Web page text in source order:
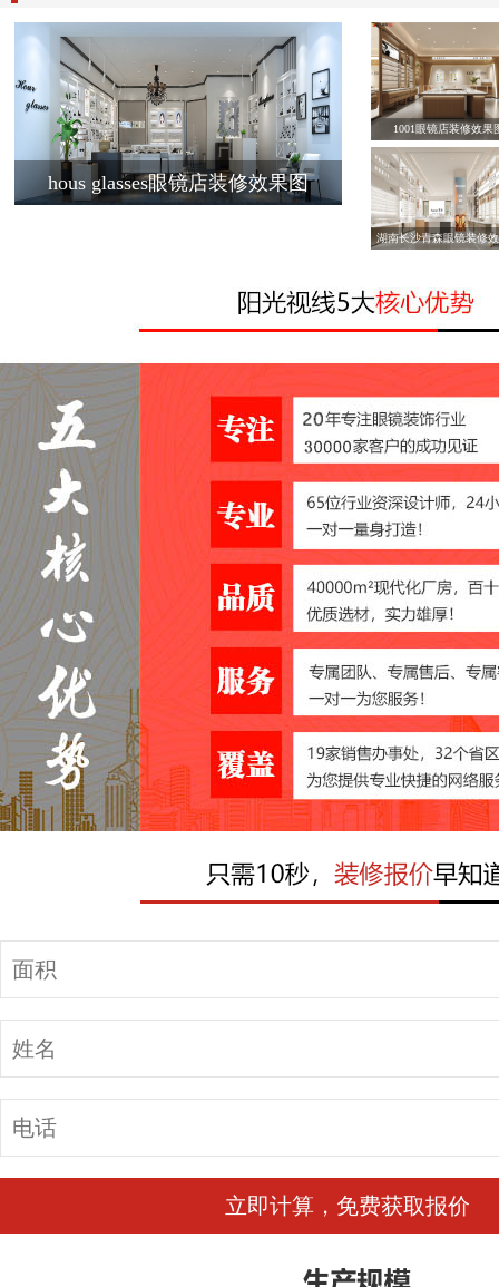
hous glasses眼镜店装修效果图
1001眼镜店装修效果
湖南长沙青森眼镜装修